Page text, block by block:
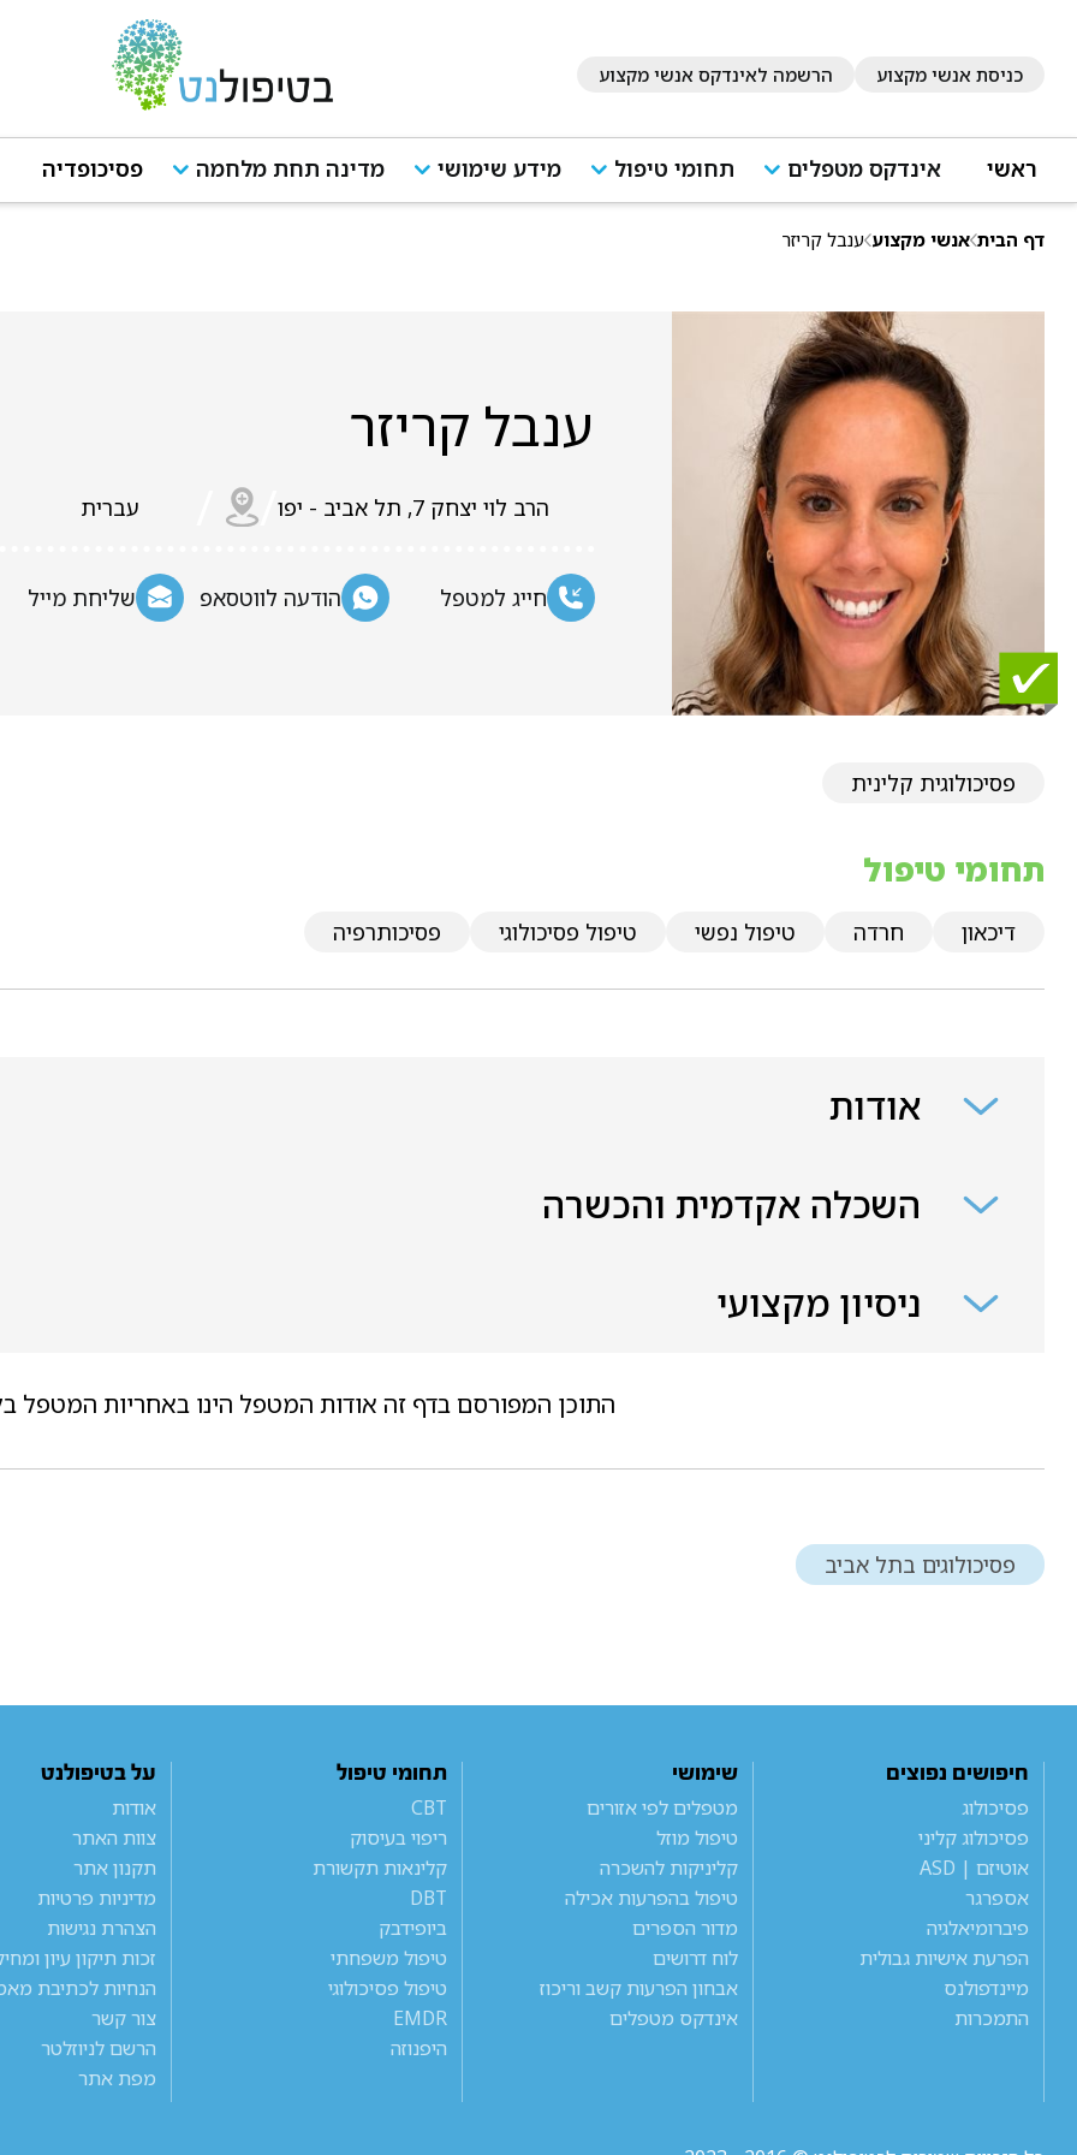
כניסת אנשי מקצוע הרשמה לאינדקס אנשי מקצוע
ראשי אינדקס מטפלים תחומי טיפול מידע שימושי מדינה תחת מלחמה פסיכופדיה
דף הבית אנשי מקצוע ענבל קריזר
ענבל קריזר
הרב לוי יצחק 7, תל אביב - יפו עברית
חייג למטפל הודעה לווטסאפ שליחת מייל
פסיכולוגית קלינית
תחומי טיפול
דיכאון חרדה טיפול נפשי טיפול פסיכולוגי פסיכותרפיה
אודות
השכלה אקדמית והכשרה
ניסיון מקצועי
התוכן המפורסם בדף זה אודות המטפל הינו באחריות המטפל
פסיכולוגים בתל אביב
חיפושים נפוצים
פסיכולוג
פסיכולוג קליני
אוטיזם | ASD
אספרגר
פיברומיאלגיה
הפרעת אישיות גבולית
מיינדפולנס
התמכרות
שימושי
מטפלים לפי אזורים
טיפול מוזל
קליניקות להשכרה
טיפול בהפרעות אכילה
מדור הספרים
לוח דרושים
אבחון הפרעות קשב וריכוז
אינדקס מטפלים
תחומי טיפול
CBT
ריפוי בעיסוק
קלינאות תקשורת
DBT
ביופידבק
טיפול משפחתי
טיפול פסיכולוגי
EMDR
היפנוזה
על בטיפולנט
אודות
צוות האתר
תקנון אתר
מדיניות פרטיות
הצהרת נגישות
זכות תיקון עיון
הנחיות לכתיבת
צור קשר
הרשם לניוזלטר
מפת אתר